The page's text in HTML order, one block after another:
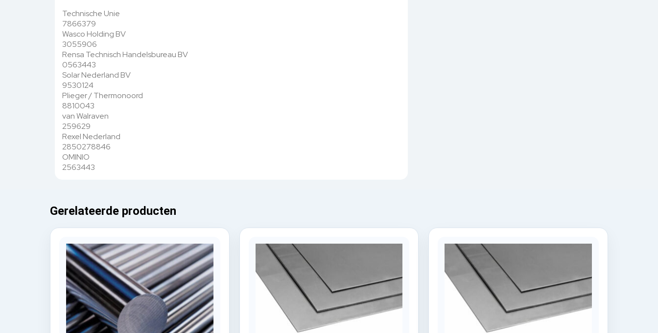
Technische Unie
7866379
Wasco Holding BV
3055906
Rensa Technisch Handelsbureau BV
0563443
Solar Nederland BV
9530124
Plieger / Thermonoord
8810043
van Walraven
259629
Rexel Nederland
2850278846
OMINIO
2563443
Gerelateerde producten